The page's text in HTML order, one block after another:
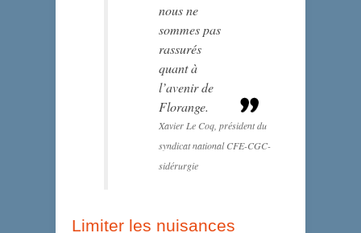
nous ne
sommes pas
rassurés
quant à
l’avenir de
Florange.
Xavier Le Coq, président du
syndicat national CFE-CGC-
sidérurgie
Limiter les nuisances